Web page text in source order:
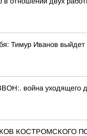
Тимур Иванов
война уходящего
КОСТРОМСКОГО